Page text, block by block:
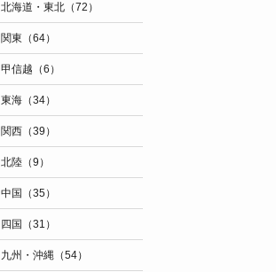
北海道・東北（72）
関東（64）
甲信越（6）
東海（34）
関西（39）
北陸（9）
中国（35）
四国（31）
九州・沖縄（54）